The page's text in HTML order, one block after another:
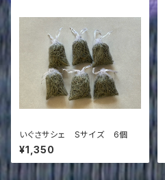
いぐさサシェ Sサイズ 6個
¥1,350